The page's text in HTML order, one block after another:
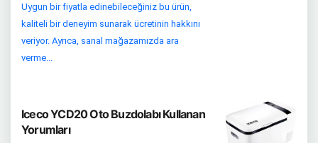
Uygun bir fiyatla edinebileceğiniz bu ürün,
kaliteli bir deneyim sunarak ücretinin hakkını
veriyor. Ayrıca, sanal mağazamızda ara
verme...
Iceco YCD20 Oto Buzdolabı Kullanan
Yorumları